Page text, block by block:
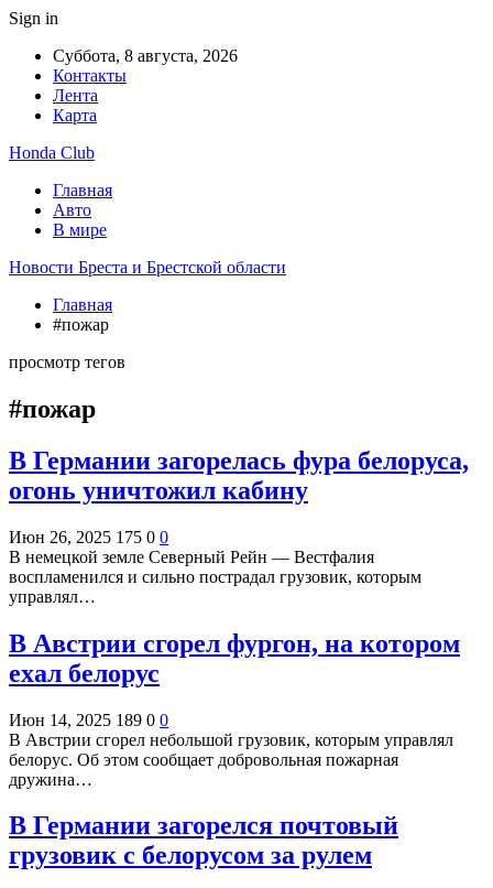
Sign in
Суббота, 8 августа, 2026
Контакты
Лента
Карта
Honda Club
Главная
Авто
В мире
Новости Бреста и Брестской области
Главная
#пожар
просмотр тегов
#пожар
В Германии загорелась фура белоруса,
огонь уничтожил кабину
Июн 26, 2025 175 0 0
В немецкой земле Северный Рейн — Вестфалия
воспламенился и сильно пострадал грузовик, которым
управлял…
В Австрии сгорел фургон, на котором
ехал белорус
Июн 14, 2025 189 0 0
В Австрии сгорел небольшой грузовик, которым управлял
белорус. Об этом сообщает добровольная пожарная
дружина…
В Германии загорелся почтовый
грузовик с белорусом за рулем